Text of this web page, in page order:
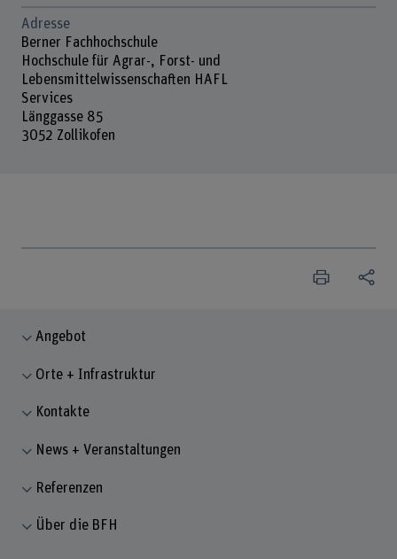
Adresse
Berner Fachhochschule
Hochschule für Agrar-, Forst- und
Lebensmittelwissenschaften HAFL
Services
Länggasse 85
3052 Zollikofen
Angebot
Orte + Infrastruktur
Kontakte
News + Veranstaltungen
Referenzen
Über die BFH